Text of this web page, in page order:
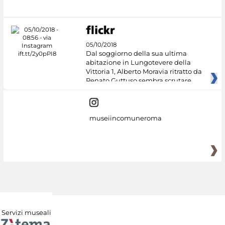
05/10/2018
Dal soggiorno della sua ultima
abitazione in Lungotevere della
Vittoria 1, Alberto Moravia ritratto da
Renato Guttuso sembra scrutare
museiincomuneroma
Servizi museali